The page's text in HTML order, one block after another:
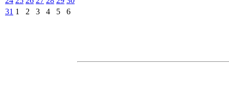
31 1 2 3 4 5 6